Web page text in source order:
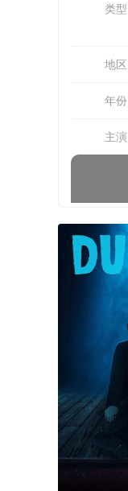
类型
地区
年份
主演